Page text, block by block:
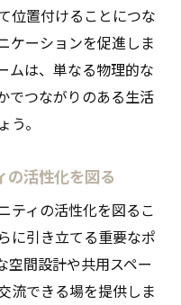
位置付けることにつな
ケーションを促進しま
ムは、単なる物理的な
でつながりのある生活
。
の活性化を図る
ティの活性化を図るこ
に引き立てる重要なポ
空間設計や共用スペー
流できる場を提供しま